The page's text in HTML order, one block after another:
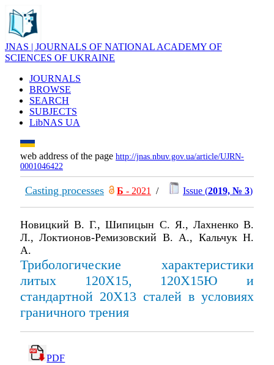
JNAS | JOURNALS OF NATIONAL ACADEMY OF
SCIENCES OF UKRAINE
JOURNALS
BROWSE
SEARCH
SUBJECTS
LibNAS UA
web address of the page http://jnas.nbuv.gov.ua/article/UJRN-
0001046422
Casting processes Б - 2021 / Issue (2019, № 3)
Новицкий В. Г., Шипицын С. Я., Лахненко В.
Л., Локтионов-Ремизовский В. А., Кальчук Н.
А.
Трибологические характеристики
литых 120Х15, 120Х15Ю и
стандартной 20Х13 сталей в условиях
граничного трения
PDF